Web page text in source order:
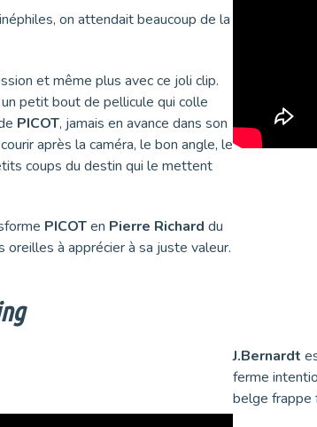
on attendait beaucoup de la
et même plus avec ce joli clip.
petit bout de pellicule qui colle
PICOT, jamais en avance dans son
après la caméra, le bon angle, le
coups du destin qui le mettent
PICOTen Pierre Richard du
à apprécier à sa juste valeur.
J.Bernardt
ferme
belge frappe